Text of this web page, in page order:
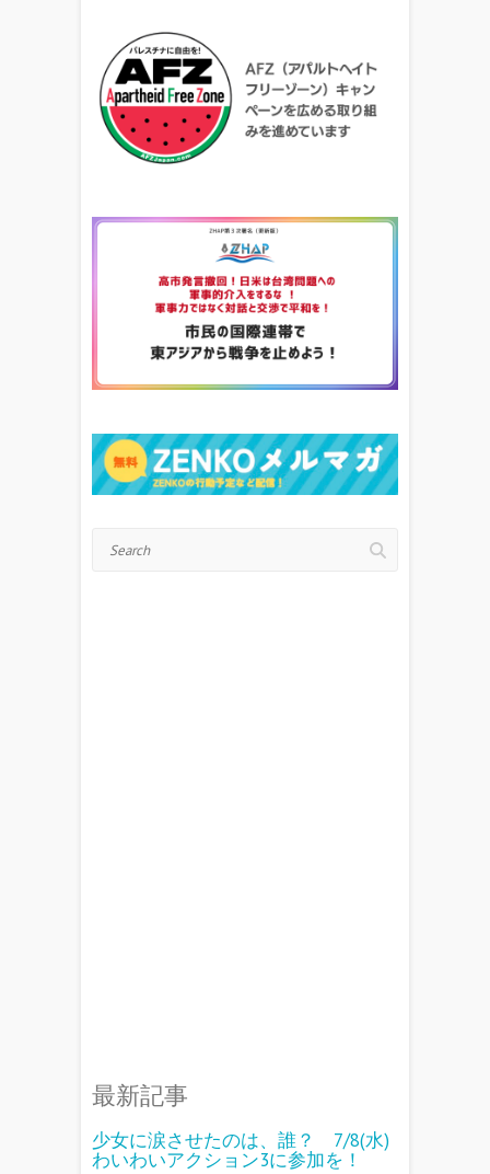
最新記事
少女に涙させたのは、誰？ 7/8(水)
わいわいアクション3に参加を！